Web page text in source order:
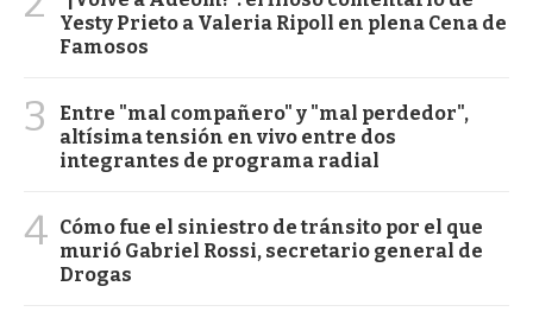
Yesty Prieto a Valeria Ripoll en plena Cena de
Famosos
3
Entre "mal compañero" y "mal perdedor",
altísima tensión en vivo entre dos
integrantes de programa radial
4 Cómo fue el siniestro de tránsito por el que
murió Gabriel Rossi, secretario general de
Drogas